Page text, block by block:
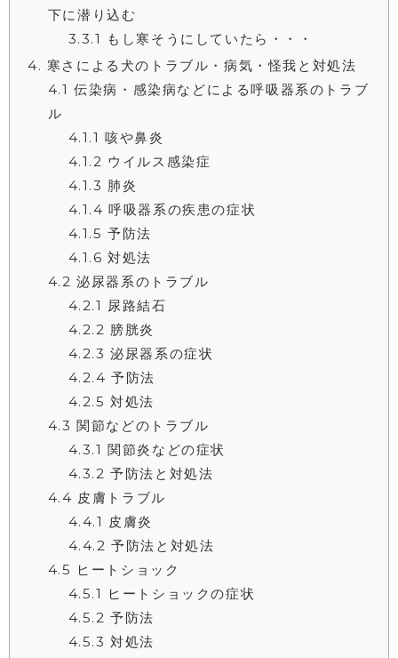
下に潜り込む
3.3.1
もし寒そうにしていたら・・・
4
寒さによる犬のトラブル・病気・怪我と対処法
4.1 伝染病・感染病などによる呼吸器系のトラブ
ル
4.1.1 咳や鼻炎
4.1.2 ウイルス感染症
4.1.3 肺炎
4.1.4 呼吸器系の疾患の症状
4.1.5 予防法
4.1.6 対処法
4.2 泌尿器系のトラブル
4.2.1 尿路結石
4.2.2 膀胱炎
4.2.3 泌尿器系の症状
4.2.4 予防法
4.2.5 対処法
4.3 関節などのトラブル
4.3.1 関節炎などの症状
4.3.2 予防法と対処法
4.4 皮膚トラブル
4.4.1 皮膚炎
4.4.2 予防法と対処法
4.5 ヒートショック
4.5.1
ヒートショックの症状
4.5.2 予防法
4.5.3 対処法